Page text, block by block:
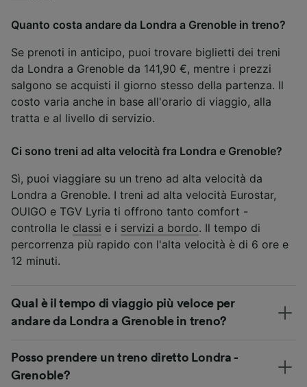
Quanto costa andare da Londra a Grenoble in treno?
Se prenoti in anticipo, puoi trovare biglietti dei treni
da Londra a Grenoble da 141,90 €, mentre i prezzi
salgono se acquisti il giorno stesso della partenza. Il
costo varia anche in base all'orario di viaggio, alla
tratta e al livello di servizio.
Ci sono treni ad alta velocità fra Londra e Grenoble?
Sì, puoi viaggiare su un treno ad alta velocità da
Londra a Grenoble. I treni ad alta velocità Eurostar,
OUIGO e TGV Lyria ti offrono tanto comfort -
controlla le classi e i servizi a bordo. Il tempo di
percorrenza più rapido con l'alta velocità è di 6 ore e
12 minuti.
Qual è il tempo di viaggio più veloce per
andare da Londra a Grenoble in treno?
Posso prendere un treno diretto Londra -
Grenoble?